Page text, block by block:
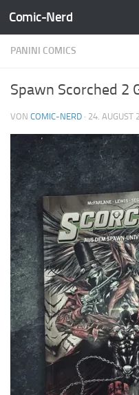
Zum Inhalt springen
Comic-Nerd
PANINI COMICS
Spawn Scorched 2
VON COMIC-NERD · 24. AUGUST